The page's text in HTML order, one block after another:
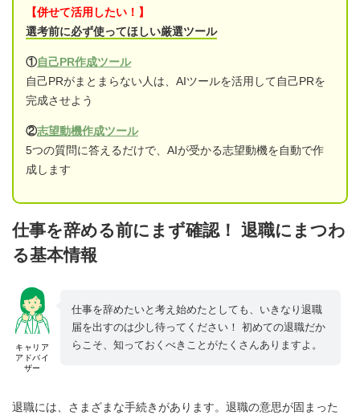
【併せて活用したい！】
選考前に必ず使ってほしい厳選ツール
①自己PR作成ツール
自己PRがまとまらない人は、AIツールを活用して自己PRを
完成させよう
②志望動機作成ツール
5つの質問に答えるだけで、AIが受かる志望動機を自動で作
成します
仕事を辞める前にまず確認！ 退職にまつわ
る基本情報
キャリア
アドバイ
ザー
仕事を辞めたいと考え始めたとしても、いきなり退職
届を出すのは少し待ってください！ 初めての退職だか
らこそ、知っておくべきことがたくさんありますよ。
退職には、さまざまな手続きがあります。退職の意思が固まった